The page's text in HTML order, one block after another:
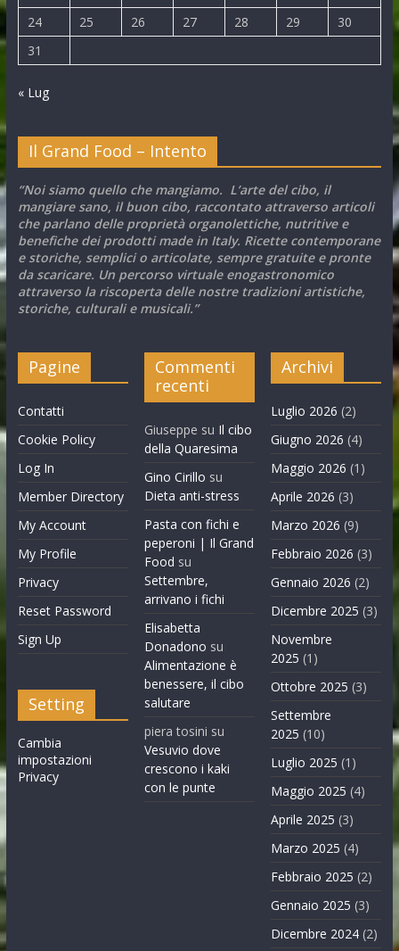
24
25 26 27 28 29
30
31
« Lug
Il Grand Food – Intento
“Noi siamo quello che mangiamo. L’arte del cibo, il
mangiare sano, il buon cibo, raccontato attraverso articoli
che parlano delle proprietà organolettiche, nutritive e
benefiche dei prodotti made in Italy. Ricette contemporane
e storiche, semplici o articolate, sempre gratuite e pronte
da scaricare. Un percorso virtuale enogastronomico
attraverso la riscoperta delle nostre tradizioni artistiche,
storiche, culturali e musicali.”
Pagine
Contatti
Cookie Policy
Log In
Member Directory
My Account
My Profile
Privacy
Reset Password
Sign Up
Setting
Cambia
impostazioni
Privacy
Commenti
recenti
Giuseppe su Il cibo
della Quaresima
Gino Cirillo su
Dieta anti-stress
Pasta con fichi e
peperoni | Il Grand
Food su
Settembre,
arrivano i fichi
Elisabetta
Donadono su
Alimentazione è
benessere, il cibo
salutare
piera tosini su
Vesuvio dove
crescono i kaki
con le punte
Archivi
Luglio 2026 (2)
Giugno 2026 (4)
Maggio 2026 (1)
Aprile 2026 (3)
Marzo 2026 (9)
Febbraio 2026 (3)
Gennaio 2026 (2)
Dicembre 2025 (3)
Novembre
2025 (1)
Ottobre 2025 (3)
Settembre
2025 (10)
Luglio 2025 (1)
Maggio 2025 (4)
Aprile 2025 (3)
Marzo 2025 (4)
Febbraio 2025 (2)
Gennaio 2025 (3)
Dicembre 2024 (2)